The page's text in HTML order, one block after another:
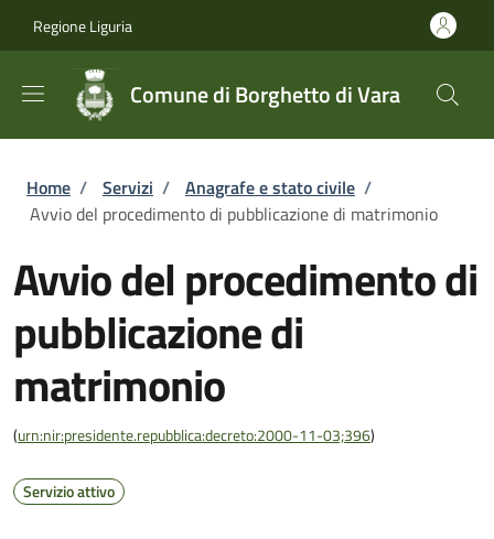
Regione Liguria
Comune di Borghetto di Vara
Briciole di pane
Home / Servizi / Anagrafe e stato civile /
Avvio del procedimento di pubblicazione di matrimonio
Avvio del procedimento di
pubblicazione di
matrimonio
(urn:nir:presidente.repubblica:decreto:2000-11-03;396)
Servizio attivo